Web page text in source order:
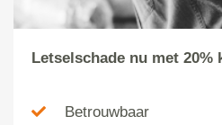
Letselschade nu met 20%
Betrouwbaar